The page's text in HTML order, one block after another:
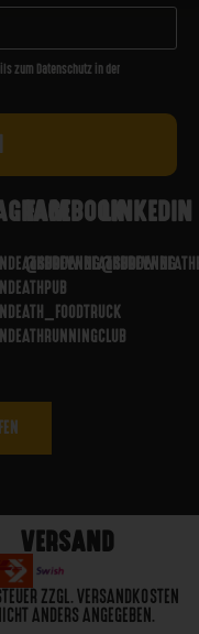
zum Datenschutz in der
FACEBOOK
@SUDDENDEATHBREWING
LINKEDIN
VERSAND
ZZGL. VERSANDKOSTEN
ANDERS ANGEGEBEN.